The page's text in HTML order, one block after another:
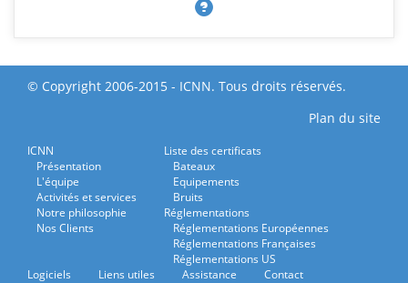
© Copyright 2006-2015 - ICNN. Tous droits réservés.
Plan du site
ICNN
Présentation
L'équipe
Activités et services
Notre philosophie
Nos Clients
Liste des certificats
Bateaux
Equipements
Bruits
Réglementations
Réglementations Européennes
Réglementations Françaises
Réglementations US
Logiciels
Liens utiles Assistance Contact